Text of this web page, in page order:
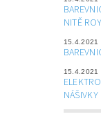
NITĚ
15.4.2021
15.4.2021
NÁŠIVKY